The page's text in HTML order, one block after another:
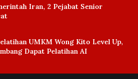
Iran, 2 Pejabat Senior
UMKM Wong Kito Level Up,
Dapat Pelatihan AI